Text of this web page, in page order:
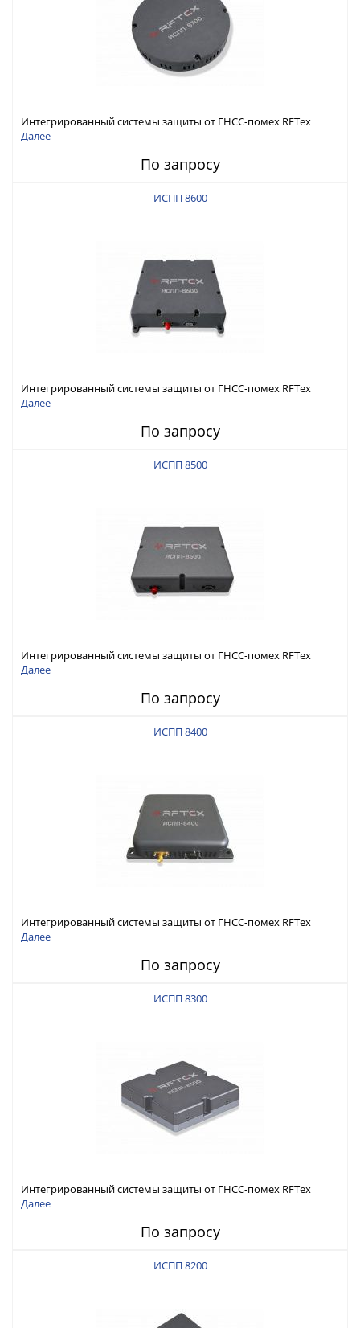
Интегрированный системы защиты от ГНСС-помех RFТех
ИСПП 8700
Далее
По запросу
ИСПП 8600
Интегрированный системы защиты от ГНСС-помех RFТех
ИСПП 8600
Далее
По запросу
ИСПП 8500
Интегрированный системы защиты от ГНСС-помех RFТех
ИСПП 8500
Далее
По запросу
ИСПП 8400
Интегрированный системы защиты от ГНСС-помех RFТех
ИСПП 8400
Далее
По запросу
ИСПП 8300
Интегрированный системы защиты от ГНСС-помех RFТех
ИСПП 8300
Далее
По запросу
ИСПП 8200